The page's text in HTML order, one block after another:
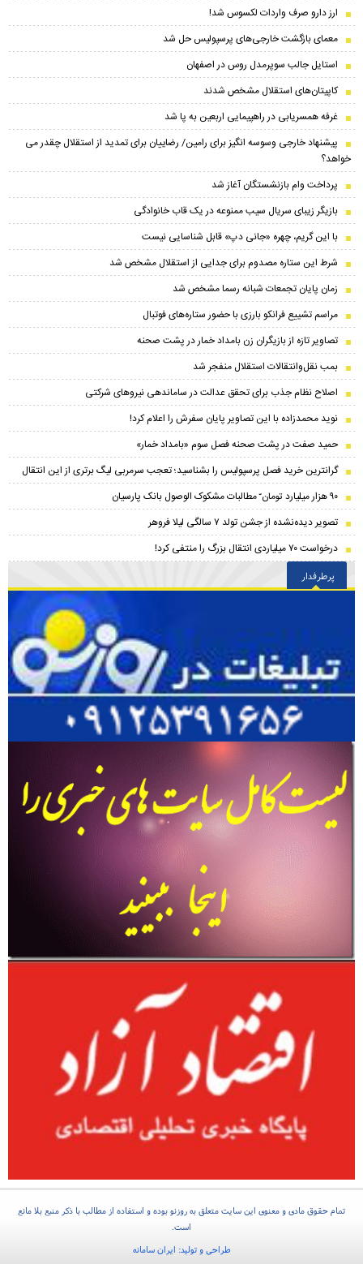
ارز دارو صرف واردات لکسوس شد!
معمای بازگشت خارجی‌های پرسپولیس حل شد
استایل جالب سوپرمدل روس در اصفهان
کاپیتان‌های استقلال مشخص شدند
غرفه همسریابی در راهپیمایی اربعین به پا شد
پیشنهاد خارجی وسوسه انگیز برای رامین/ رضاییان برای تمدید از استقلال چقدر می
خواهد؟
پرداخت وام بازنشستگان آغاز شد
بازیگر زیبای سریال سیب ممنوعه در یک قاب خانوادگی
با این گریم، چهره «جانی دپ» قابل شناسایی نیست
شرط این ستاره مصدوم برای جدایی از استقلال مشخص شد
زمان پایان تجمعات شبانه رسما مشخص شد
مراسم تشییع فرانکو بارزی با حضور ستاره‌های فوتبال
تصاویر تازه از بازیگران زن بامداد خمار در پشت صحنه
بمب نقل‌وانتقالات استقلال منفجر شد
اصلاح نظام جذب برای تحقق عدالت در ساماندهی نیروهای شرکتی
نوید محمدزاده با این تصاویر پایان سفرش را اعلام کرد!
حمید صفت در پشت صحنه فصل سوم «بامداد خمار»
گرانترین خرید فصل پرسپولیس را بشناسید؛ تعجب سرمربی لیگ برتری از این انتقال
۹۰ هزار میلیارد تومان ّ مطالبات مشکوک الوصول بانک پارسیان
تصویر دیده‌نشده از جشن تولد ۷ سالگی لیلا فروهر
درخواست ۷۰ میلیاردی انتقال بزرگ را منتفی کرد!
پرطرفدار
تمام حقوق مادی و معنوی این سایت متعلق به روزنو بوده و استفاده از مطالب با ذکر منبع بلا مانع
است.
طراحی و تولید: ایران سامانه